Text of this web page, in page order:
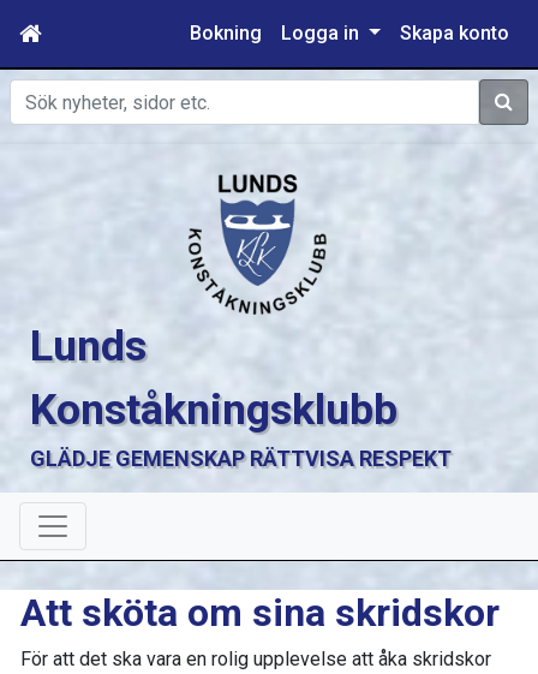
Bokning Logga in Skapa konto
Sök
Lunds
Konståkningsklubb
GLÄDJE GEMENSKAP RÄTTVISA RESPEKT
Att sköta om sina skridskor
För att det ska vara en rolig upplevelse att åka skridskor